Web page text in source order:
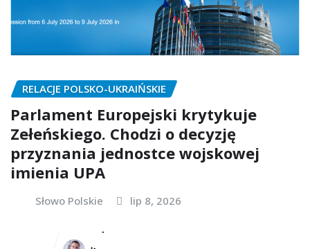
RELACJE POLSKO-UKRAIŃSKIE
Parlament Europejski krytykuje
Zełeńskiego. Chodzi o decyzję
przyznania jednostce wojskowej
imienia UPA
Słowo Polskie lip 8, 2026